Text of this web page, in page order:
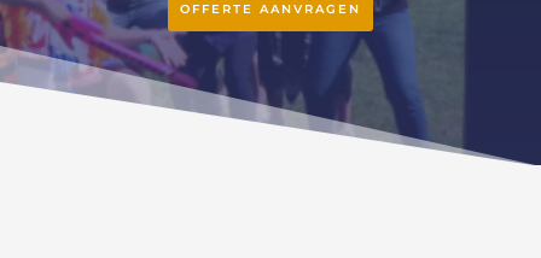
OFFERTE AANVRAGEN